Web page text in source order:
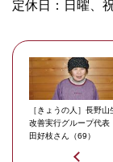
定休日：日曜、
［きょうの人］長野山
改善実行グループ代
田好枝さん（69）